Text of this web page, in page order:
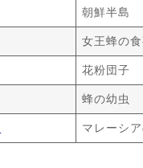
朝鮮半島
女王蜂の
花粉団子
蜂の幼虫
マレーシ